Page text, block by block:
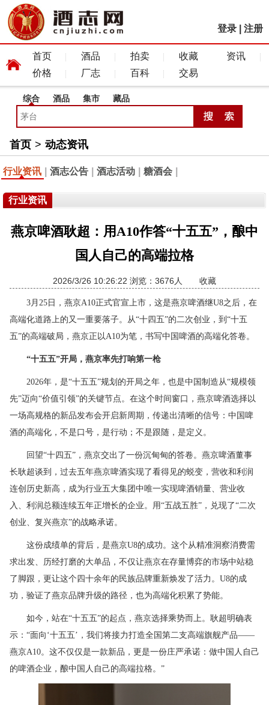
登录 注册
首页 酒品 拍卖 收藏
资讯
价格
厂志 百科 交易
综合 酒品 集市 藏品
首页 > 动态资讯
行业资讯 酒志公告 酒志活动 糖酒会
行业资讯
燕京啤酒耿超：用A10作答“十五五”，酿中
国人自己的高端拉格
2026/3/26 10:26:22 浏览：3676人 收藏
3月25日，燕京A10正式官宣上市，这是燕京啤酒继U8之后，在
高端化道路上的又一重要落子。从“十四五”的二次创业，到“十五
五”的高端破局，燕京正以A10为笔，书写中国啤酒的高端化答卷。
“十五五”开局，燕京率先打响第一枪
2026年，是“十五五”规划的开局之年，也是中国制造从“规模领
先”迈向“价值引领”的关键节点。在这个时间窗口，燕京啤酒选择以
一场高规格的新品发布会开启新周期，传递出清晰的信号：中国啤
酒的高端化，不是口号，是行动；不是跟随，是定义。
回望“十四五”，燕京交出了一份沉甸甸的答卷。燕京啤酒董事
长耿超谈到，过去五年燕京啤酒实现了看得见的蜕变，营收和利润
连创历史新高，成为行业五大集团中唯一实现啤酒销量、营业收
入、利润总额连续五年正增长的企业。用“五战五胜”，兑现了“二次
创业、复兴燕京”的战略承诺。
这份成绩单的背后，是燕京U8的成功。这个从精准洞察消费需
求出发、历经打磨的大单品，不仅让燕京在存量博弈的市场中站稳
了脚跟，更让这个四十余年的民族品牌重新焕发了活力。U8的成
功，验证了燕京品牌升级的路径，也为高端化积累了势能。
如今，站在“十五五”的起点，燕京选择乘势而上。耿超明确表
示：“面向‘十五五’，我们将接力打造全国第二支高端旗舰产品——
燕京A10。这不仅仅是一款新品，更是一份庄严承诺：做中国人自己
的啤酒企业，酿中国人自己的高端拉格。”